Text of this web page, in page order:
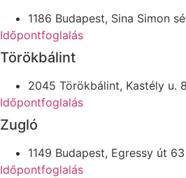
1186 Budapest, Sina Simon
Időpontfoglalás
Törökbálint
2045 Törökbálint, Kastély u.
Időpontfoglalás
Zugló
1149 Budapest, Egressy út 63
Időpontfoglalás